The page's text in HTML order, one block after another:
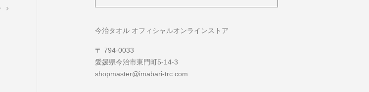
今治タオル オフィシャルオンラインストア
〒 794-0033
愛媛県今治市東門町5-14-3
shopmaster@imabari-trc.com